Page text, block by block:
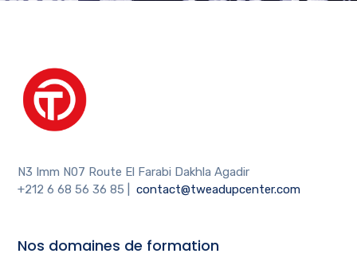
N3 Imm N07 Route El Farabi Dakhla Agadir
+212 6 68 56 36 85
|contact@tweadupcenter.com
Nos domaines de formation